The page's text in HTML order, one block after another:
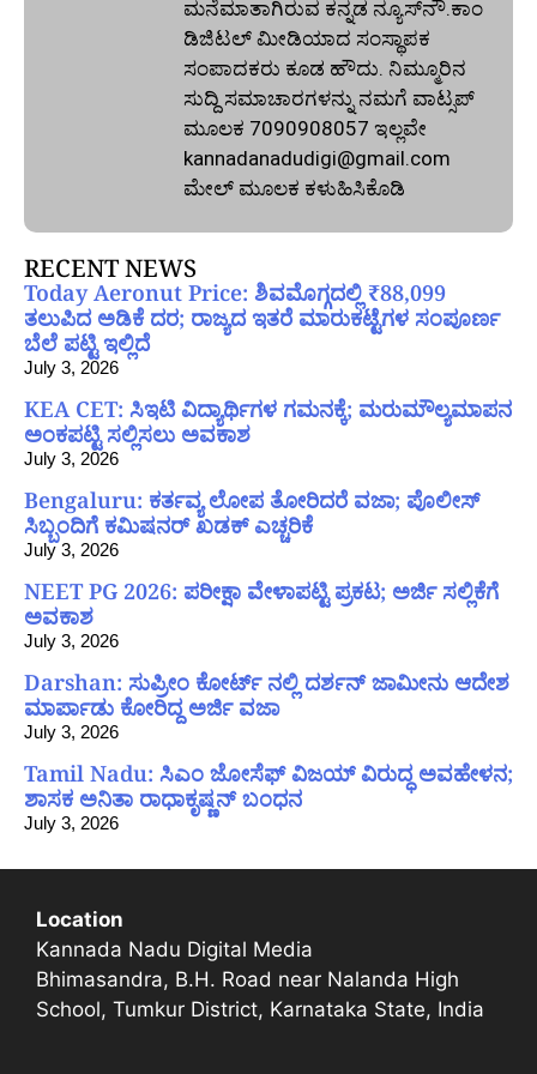
ಮನೆಮಾತಾಗಿರುವ ಕನ್ನಡ ನ್ಯೂಸ್‌ನೌ.ಕಾಂ
ಡಿಜಿಟಲ್‌ ಮೀಡಿಯಾದ ಸಂಸ್ಥಾಪಕ
ಸಂಪಾದಕರು ಕೂಡ ಹೌದು. ನಿಮ್ಮೂರಿನ
ಸುದ್ದಿ ಸಮಾಚಾರಗಳನ್ನು ನಮಗೆ ವಾಟ್ಸಪ್‌
ಮೂಲಕ 7090908057 ಇಲ್ಲವೇ
kannadanadudigi@gmail.com
ಮೇಲ್‌ ಮೂಲಕ ಕಳುಹಿಸಿಕೊಡಿ
RECENT NEWS
Today Aeronut Price: ಶಿವಮೊಗ್ಗದಲ್ಲಿ ₹88,099
ತಲುಪಿದ ಅಡಿಕೆ ದರ; ರಾಜ್ಯದ ಇತರೆ ಮಾರುಕಟ್ಟೆಗಳ ಸಂಪೂರ್ಣ
ಬೆಲೆ ಪಟ್ಟಿ ಇಲ್ಲಿದೆ
July 3, 2026
KEA CET: ಸಿಇಟಿ ವಿದ್ಯಾರ್ಥಿಗಳ ಗಮನಕ್ಕೆ; ಮರುಮೌಲ್ಯಮಾಪನ
ಅಂಕಪಟ್ಟಿ ಸಲ್ಲಿಸಲು ಅವಕಾಶ
July 3, 2026
Bengaluru: ಕರ್ತವ್ಯ ಲೋಪ ತೋರಿದರೆ ವಜಾ; ಪೊಲೀಸ್
ಸಿಬ್ಬಂದಿಗೆ ಕಮಿಷನರ್ ಖಡಕ್ ಎಚ್ಚರಿಕೆ
July 3, 2026
NEET PG 2026: ಪರೀಕ್ಷಾ ವೇಳಾಪಟ್ಟಿ ಪ್ರಕಟ; ಅರ್ಜಿ ಸಲ್ಲಿಕೆಗೆ
ಅವಕಾಶ
July 3, 2026
Darshan: ಸುಪ್ರೀಂ ಕೋರ್ಟ್ ನಲ್ಲಿ ದರ್ಶನ್ ಜಾಮೀನು ಆದೇಶ
ಮಾರ್ಪಾಡು ಕೋರಿದ್ದ ಅರ್ಜಿ ವಜಾ
July 3, 2026
Tamil Nadu: ಸಿಎಂ ಜೋಸೆಫ್ ವಿಜಯ್ ವಿರುದ್ಧ ಅವಹೇಳನ;
ಶಾಸಕ ಅನಿತಾ ರಾಧಾಕೃಷ್ಣನ್ ಬಂಧನ
July 3, 2026
Location
Kannada Nadu Digital Media
Bhimasandra, B.H. Road near Nalanda High
School, Tumkur District, Karnataka State, India